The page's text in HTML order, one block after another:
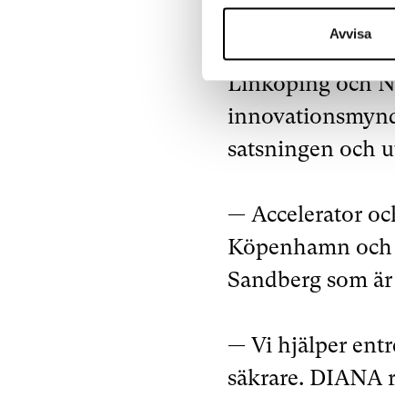
Avvisa
I hård
Linköping och
satsningen och
— Accelerator
Köpenhamn
Sandberg som
— Vi hjälper
säkrare. DIANA